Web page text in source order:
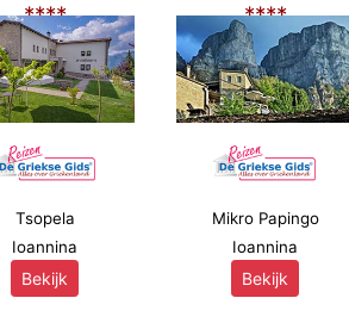
****
Tsopela
Ioannina
Bekijk
****
Mikro Papingo
Ioannina
Bekijk